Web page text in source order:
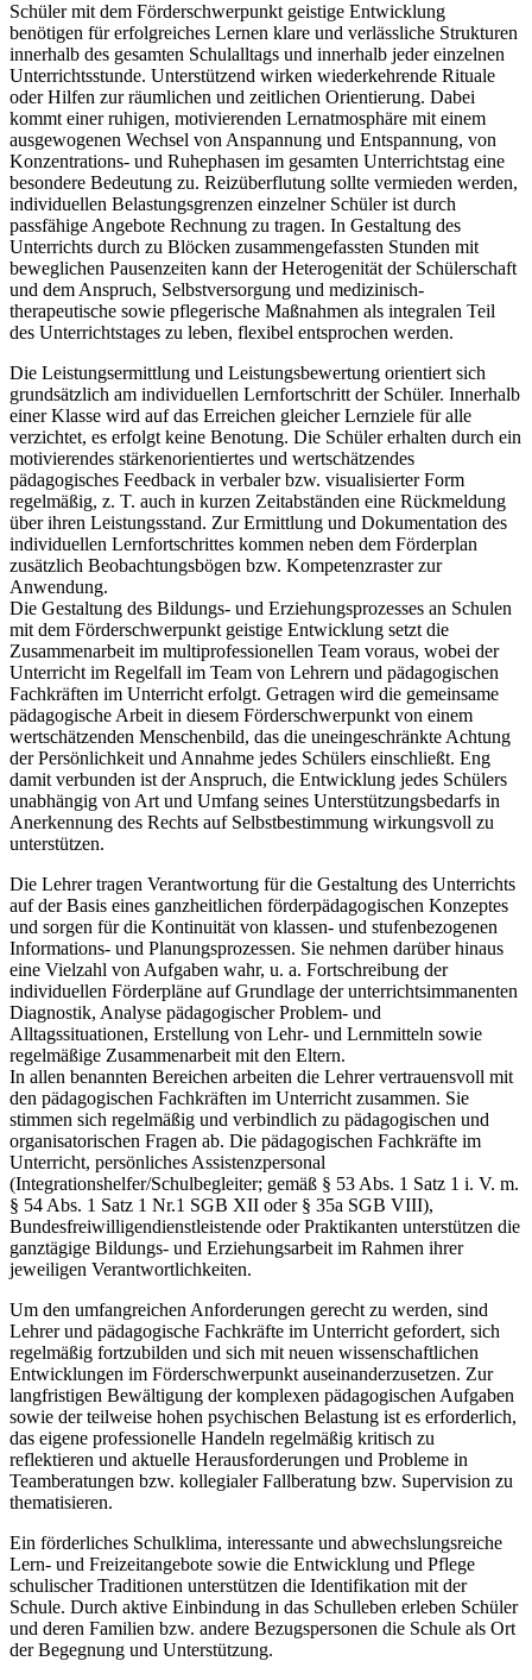
Schüler mit dem Förderschwerpunkt geistige Entwicklung
benötigen für erfolgreiches Lernen klare und verlässliche Strukturen
innerhalb des gesamten Schulalltags und innerhalb jeder einzelnen
Unterrichtsstunde. Unterstützend wirken wiederkehrende Rituale
oder Hilfen zur räumlichen und zeitlichen Orientierung. Dabei
kommt einer ruhigen, motivierenden Lernatmosphäre mit einem
ausgewogenen Wechsel von Anspannung und Entspannung, von
Konzentrations- und Ruhephasen im gesamten Unterrichtstag eine
besondere Bedeutung zu. Reizüberflutung sollte vermieden werden,
individuellen Belastungsgrenzen einzelner Schüler ist durch
passfähige Angebote Rechnung zu tragen. In Gestaltung des
Unterrichts durch zu Blöcken zusammengefassten Stunden mit
beweglichen Pausenzeiten kann der Heterogenität der Schülerschaft
und dem Anspruch, Selbstversorgung und medizinisch-
therapeutische sowie pflegerische Maßnahmen als integralen Teil
des Unterrichtstages zu leben, flexibel entsprochen werden.
Die Leistungsermittlung und Leistungsbewertung orientiert sich
grundsätzlich am individuellen Lernfortschritt der Schüler. Innerhalb
einer Klasse wird auf das Erreichen gleicher Lernziele für alle
verzichtet, es erfolgt keine Benotung. Die Schüler erhalten durch ein
motivierendes stärkenorientiertes und wertschätzendes
pädagogisches Feedback in verbaler bzw. visualisierter Form
regelmäßig, z. T. auch in kurzen Zeitabständen eine Rückmeldung
über ihren Leistungsstand. Zur Ermittlung und Dokumentation des
individuellen Lernfortschrittes kommen neben dem Förderplan
zusätzlich Beobachtungsbögen bzw. Kompetenzraster zur
Anwendung.
Die Gestaltung des Bildungs- und Erziehungsprozesses an Schulen
mit dem Förderschwerpunkt geistige Entwicklung setzt die
Zusammenarbeit im multiprofessionellen Team voraus, wobei der
Unterricht im Regelfall im Team von Lehrern und pädagogischen
Fachkräften im Unterricht erfolgt. Getragen wird die gemeinsame
pädagogische Arbeit in diesem Förderschwerpunkt von einem
wertschätzenden Menschenbild, das die uneingeschränkte Achtung
der Persönlichkeit und Annahme jedes Schülers einschließt. Eng
damit verbunden ist der Anspruch, die Entwicklung jedes Schülers
unabhängig von Art und Umfang seines Unterstützungsbedarfs in
Anerkennung des Rechts auf Selbstbestimmung wirkungsvoll zu
unterstützen.
Die Lehrer tragen Verantwortung für die Gestaltung des Unterrichts
auf der Basis eines ganzheitlichen förderpädagogischen Konzeptes
und sorgen für die Kontinuität von klassen- und stufenbezogenen
Informations- und Planungsprozessen. Sie nehmen darüber hinaus
eine Vielzahl von Aufgaben wahr, u. a. Fortschreibung der
individuellen Förderpläne auf Grundlage der unterrichtsimmanenten
Diagnostik, Analyse pädagogischer Problem- und
Alltagssituationen, Erstellung von Lehr- und Lernmitteln sowie
regelmäßige Zusammenarbeit mit den Eltern.
In allen benannten Bereichen arbeiten die Lehrer vertrauensvoll mit
den pädagogischen Fachkräften im Unterricht zusammen. Sie
stimmen sich regelmäßig und verbindlich zu pädagogischen und
organisatorischen Fragen ab. Die pädagogischen Fachkräfte im
Unterricht, persönliches Assistenzpersonal
(Integrationshelfer/Schulbegleiter; gemäß § 53 Abs. 1 Satz 1 i. V. m.
§ 54 Abs. 1 Satz 1 Nr.1 SGB XII oder § 35a SGB VIII),
Bundesfreiwilligendienstleistende oder Praktikanten unterstützen die
ganztägige Bildungs- und Erziehungsarbeit im Rahmen ihrer
jeweiligen Verantwortlichkeiten.
Um den umfangreichen Anforderungen gerecht zu werden, sind
Lehrer und pädagogische Fachkräfte im Unterricht gefordert, sich
regelmäßig fortzubilden und sich mit neuen wissenschaftlichen
Entwicklungen im Förderschwerpunkt auseinanderzusetzen. Zur
langfristigen Bewältigung der komplexen pädagogischen Aufgaben
sowie der teilweise hohen psychischen Belastung ist es erforderlich,
das eigene professionelle Handeln regelmäßig kritisch zu
reflektieren und aktuelle Herausforderungen und Probleme in
Teamberatungen bzw. kollegialer Fallberatung bzw. Supervision zu
thematisieren.
Ein förderliches Schulklima, interessante und abwechslungsreiche
Lern- und Freizeitangebote sowie die Entwicklung und Pflege
schulischer Traditionen unterstützen die Identifikation mit der
Schule. Durch aktive Einbindung in das Schulleben erleben Schüler
und deren Familien bzw. andere Bezugspersonen die Schule als Ort
der Begegnung und Unterstützung.